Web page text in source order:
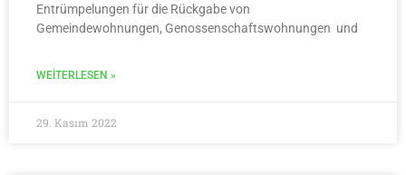
Entrümpelungen für die Rückgabe von
Gemeindewohnungen, Genossenschaftswohnungen und
WEITERLESEN »
29. Kasım 2022